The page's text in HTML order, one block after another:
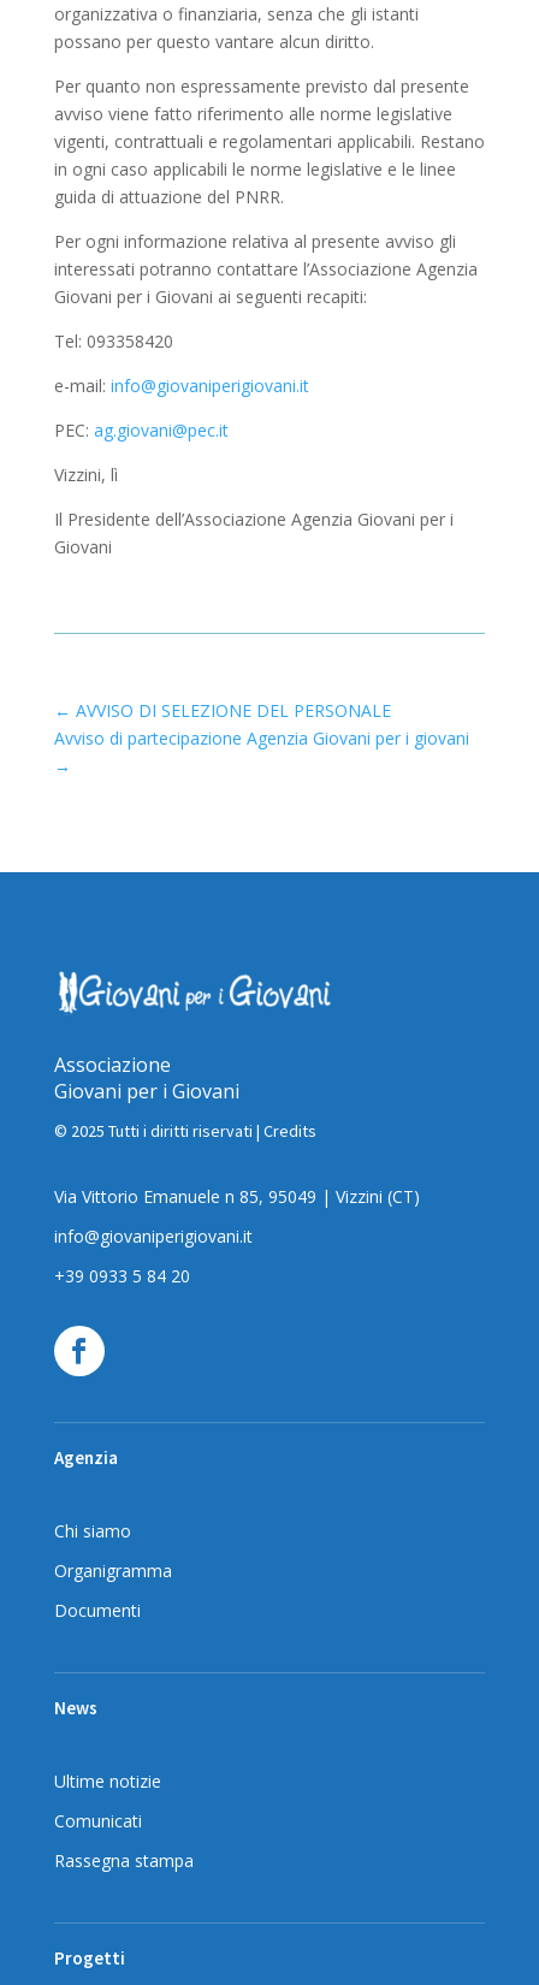
organizzativa o finanziaria, senza che gli istanti
possano per questo vantare alcun diritto.
Per quanto non espressamente previsto dal presente
avviso viene fatto riferimento alle norme legislative
vigenti, contrattuali e regolamentari applicabili. Restano
in ogni caso applicabili le norme legislative e le linee
guida di attuazione del PNRR.
Per ogni informazione relativa al presente avviso gli
interessati potranno contattare l’Associazione Agenzia
Giovani per i Giovani ai seguenti recapiti:
Tel: 093358420
e-mail: info@giovaniperigiovani.it
PEC: ag.giovani@pec.it
Vizzini, lì
Il Presidente dell’Associazione Agenzia Giovani per i
Giovani
← AVVISO DI SELEZIONE DEL PERSONALE
Avviso di partecipazione Agenzia Giovani per i giovani
→
Associazione
Giovani per i Giovani
© 2025 Tutti i diritti riservati | Credits
Via Vittorio Emanuele n 85, 95049 | Vizzini (CT)
info@giovaniperigiovani.it
+39 0933 5 84 20
Agenzia
Chi siamo
Organigramma
Documenti
News
Ultime notizie
Comunicati
Rassegna stampa
Progetti